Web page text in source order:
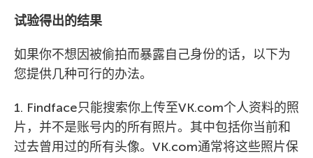
试验得出的结果
如果你不想因被偷拍而暴露自己身份的话，以下为
您提供几种可行的办法。
1. Findface只能搜索你上传至VK.com个人资料的照
片，并不是账号内的所有照片。其中包括你当前和
过去曾用过的所有头像。VK.com通常将这些照片保